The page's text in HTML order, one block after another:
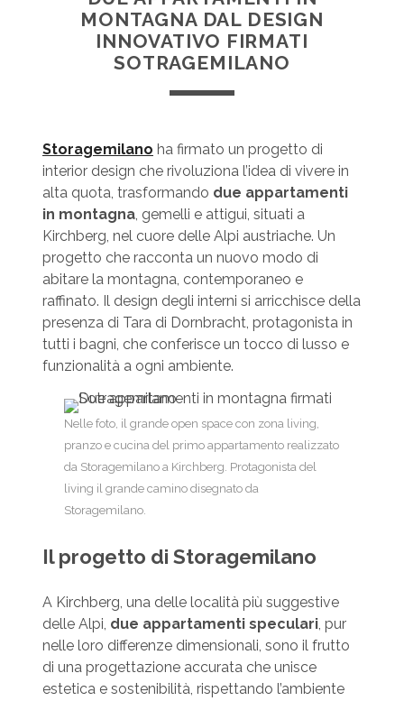
MONTAGNA DAL DESIGN
INNOVATIVO FIRMATI
SOTRAGEMILANO
Storagemilano ha firmato un progetto di
interior design che rivoluziona l’idea di vivere in
alta quota, trasformando due appartamenti
in montagna, gemelli e attigui, situati a
Kirchberg, nel cuore delle Alpi austriache. Un
progetto che racconta un nuovo modo di
abitare la montagna, contemporaneo e
raffinato. Il design degli interni si arricchisce della
presenza di Tara di Dornbracht, protagonista in
tutti i bagni, che conferisce un tocco di lusso e
funzionalità a ogni ambiente.
Nelle foto, il grande open space con zona living,
pranzo e cucina del primo appartamento realizzato
da Storagemilano a Kirchberg. Protagonista del
living il grande camino disegnato da
Storagemilano.
Il progetto di Storagemilano
A Kirchberg, una delle località più suggestive
delle Alpi, due appartamenti speculari, pur
nelle loro differenze dimensionali, sono il frutto
di una progettazione accurata che unisce
estetica e sostenibilità, rispettando l’ambiente